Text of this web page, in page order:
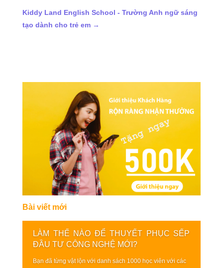
Kiddy Land English School - Trường Anh ngữ sáng
tạo dành cho trẻ em→
Bài viết mới
LÀM THẾ NÀO ĐỂ THUYẾT PHỤC SẾP
ĐẦU TƯ CÔNG NGHỆ MỚI?
Bạn đã từng vật lộn với danh sách 1000 học viên với các